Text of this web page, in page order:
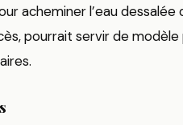
acheminer l’eau
pourrait servir de